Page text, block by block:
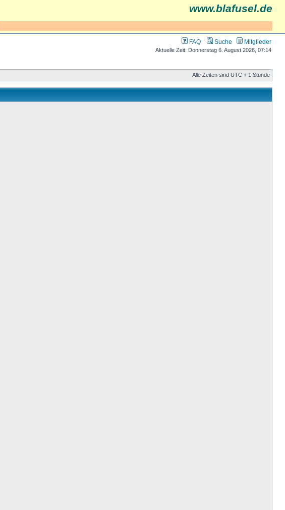
www.blafusel.de
FAQ Suche Mitglieder
Aktuelle Zeit: Donnerstag 6. August 2026, 07:14
Alle Zeiten sind UTC + 1 Stunde